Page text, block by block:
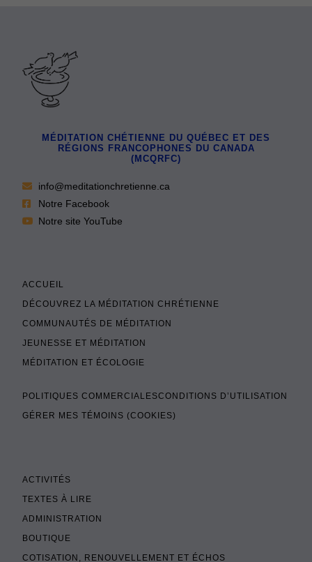
MÉDITATION CHÉTIENNE DU QUÉBEC ET DES
RÉGIONS FRANCOPHONES DU CANADA
(MCQRFC)
info@meditationchretienne.ca
Notre Facebook
Notre site YouTube
ACCUEIL
DÉCOUVREZ LA MÉDITATION CHRÉTIENNE
COMMUNAUTÉS DE MÉDITATION
JEUNESSE ET MÉDITATION
MÉDITATION ET ÉCOLOGIE
POLITIQUES COMMERCIALESCONDITIONS D’UTILISATION
GÉRER MES TÉMOINS (COOKIES)
ACTIVITÉS
TEXTES À LIRE
ADMINISTRATION
BOUTIQUE
COTISATION, RENOUVELLEMENT ET ÉCHOS